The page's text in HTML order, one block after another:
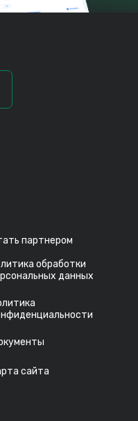
сайта
партнером
обработки
данных